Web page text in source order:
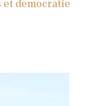
démocratie